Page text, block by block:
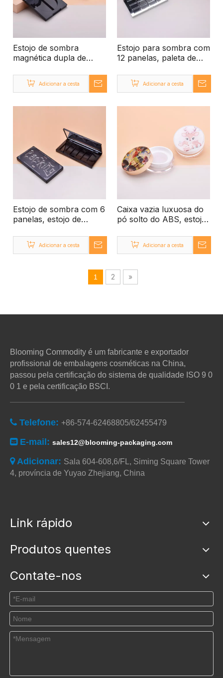
Estojo de sombra
magnética dupla de
geração
Adicionar a cesta
Estojo para sombra com
12 panelas, paleta de
grande de plástico
SauqreAdicionar a cesta
Estojo de sombra com 6
panelas, estojo de
vazio para sombra,
estojo de plástico para
Adicionar a cesta
Caixa vazia luxuosa do
pó solto do ABS, estojo
do pó solto por atacado
Adicionar a cesta
1 2 »
Blooming Commodity é um fabricante e exportador
profissional de embalagens cosméticas na China,
passou pela certificação do sistema de qualidade ISO 9 0
0 1 e pela certificação BSCI.
 Telefone: +86-574-62468805/62455479
E-mail: sales12@blooming-packaging.com
Adicionar: Sala 604-608,6/FL, Siming Square Tower
4, província de Yuyao Zhejiang, China
Link rápido
Produtos quentes
Contate-nos